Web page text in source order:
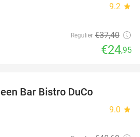
9.2 star
Regulier €37,40
€24,95
Bar Bistro DuCo
9.0 star